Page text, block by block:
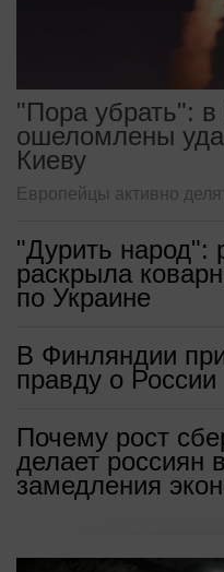
"Пора убрать": в
ошеломлены
Киеву
Европейцы активно
"Дурить народ":
раскрыла
по Украине
В Финляндии
правду о России
Почему рост
делает россиян
замедления